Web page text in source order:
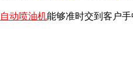
自动喷油机能够准时交到客户